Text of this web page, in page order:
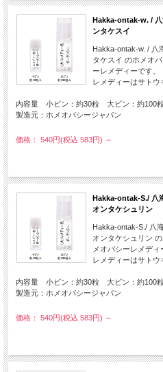
Hakka-ontak-w. / 八
ンタケスイ
Hakka-ontak-w. / 八
タケスイ のホメオ
ーレメディーです。
レメディーはサトウ
内容量 小ビン：約30粒 大ビン：約100
製造元：ホメオパシージャパン
価格： 540円(税込 583円) ～
Hakka-ontak-S./ 八
オンタケシュリン
Hakka-ontak-S./ 八
オンタケシュリン
メオパシーレメディ
レメディーはサトウ
内容量 小ビン：約30粒 大ビン：約100
製造元：ホメオパシージャパン
価格： 540円(税込 583円) ～